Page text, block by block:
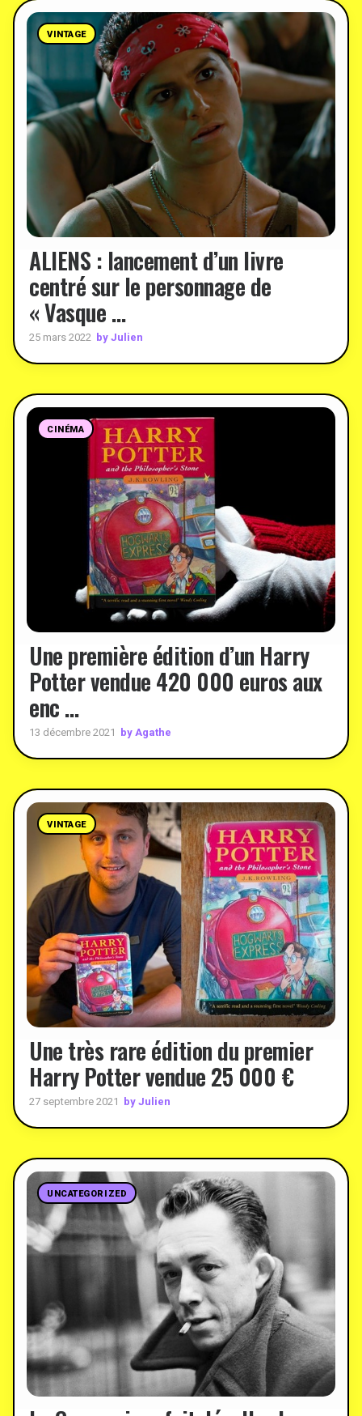
VINTAGE
ALIENS : lancement d’un livre
centré sur le personnage de
« Vasque …
25 mars 2022 by Julien
CINÉMA
Une première édition d’un Harry
Potter vendue 420 000 euros aux
enc …
13 décembre 2021 by Agathe
VINTAGE
Une très rare édition du premier
Harry Potter vendue 25 000 €
27 septembre 2021 by Julien
UNCATEGORIZED